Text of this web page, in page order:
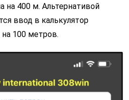
на 400 м. Альтернативой
ввод в калькулятор
на 100 метров.